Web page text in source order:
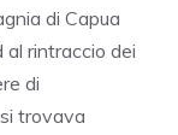
di Capua
al rintraccio dei
di
trovava